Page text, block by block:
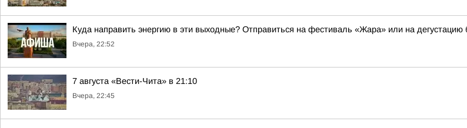
Куда направить энергию в эти выходные? Отправиться на фестиваль «Жара» или на дегустацию
Вчера, 22:52
7 августа «Вести-Чита» в 21:10
Вчера, 22:45